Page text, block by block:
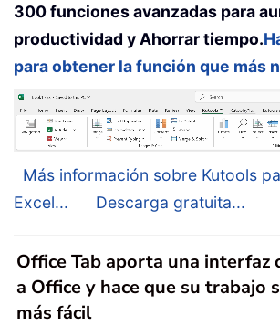
300 funciones avanzadas para
productividad y Ahorrar tiempo.
para obtener la función que más
Más información sobre Kutools
Excel...
Descarga gratuita...
Office Tab aporta una interfaz
a Office y hace que su trabajo
más fácil